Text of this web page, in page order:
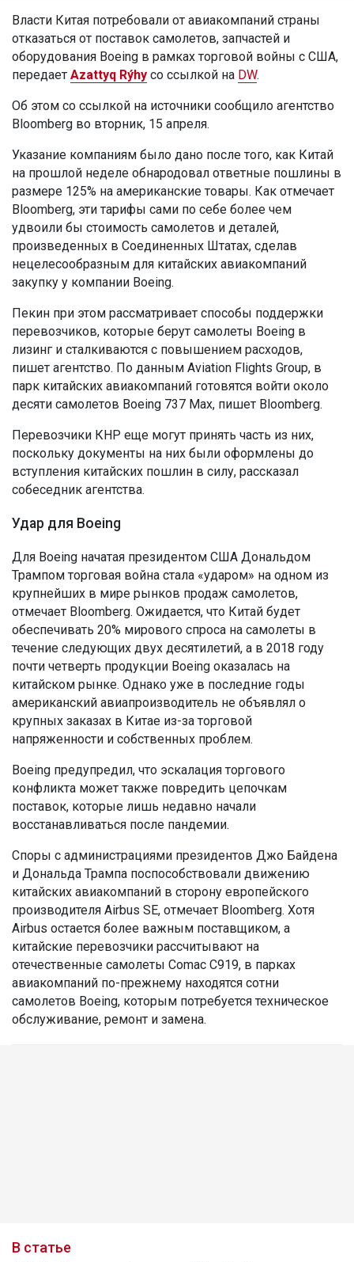
Власти Китая потребовали от авиакомпаний страны
отказаться от поставок самолетов, запчастей и
оборудования Boeing в рамках торговой войны с США,
передает Azattyq Rýhy со ссылкой на DW.
Об этом со ссылкой на источники сообщило агентство
Bloomberg во вторник, 15 апреля.
Указание компаниям было дано после того, как Китай
на прошлой неделе обнародовал ответные пошлины в
размере 125% на американские товары. Как отмечает
Bloomberg, эти тарифы сами по себе более чем
удвоили бы стоимость самолетов и деталей,
произведенных в Соединенных Штатах, сделав
нецелесообразным для китайских авиакомпаний
закупку у компании Boeing.
Пекин при этом рассматривает способы поддержки
перевозчиков, которые берут самолеты Boeing в
лизинг и сталкиваются с повышением расходов,
пишет агентство. По данным Aviation Flights Group, в
парк китайских авиакомпаний готовятся войти около
десяти самолетов Boeing 737 Max, пишет Bloomberg.
Перевозчики КНР еще могут принять часть из них,
поскольку документы на них были оформлены до
вступления китайских пошлин в силу, рассказал
собеседник агентства.
Удар для Boeing
Для Boeing начатая президентом США Дональдом
Трампом торговая война стала «ударом» на одном из
крупнейших в мире рынков продаж самолетов,
отмечает Bloomberg. Ожидается, что Китай будет
обеспечивать 20% мирового спроса на самолеты в
течение следующих двух десятилетий, а в 2018 году
почти четверть продукции Boeing оказалась на
китайском рынке. Однако уже в последние годы
американский авиапроизводитель не объявлял о
крупных заказах в Китае из-за торговой
напряженности и собственных проблем.
Boeing предупредил, что эскалация торгового
конфликта может также повредить цепочкам
поставок, которые лишь недавно начали
восстанавливаться после пандемии.
Споры с администрациями президентов Джо Байдена
и Дональда Трампа поспособствовали движению
китайских авиакомпаний в сторону европейского
производителя Airbus SE, отмечает Bloomberg. Хотя
Airbus остается более важным поставщиком, а
китайские перевозчики рассчитывают на
отечественные самолеты Comac C919, в парках
авиакомпаний по-прежнему находятся сотни
самолетов Boeing, которым потребуется техническое
обслуживание, ремонт и замена.
В статье